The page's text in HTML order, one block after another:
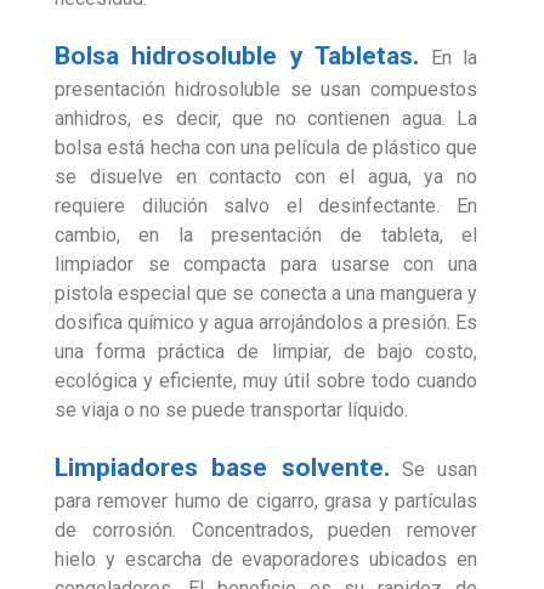
Bolsa hidrosoluble y Tabletas. En la
presentación hidrosoluble se usan compuestos
anhidros, es decir, que no contienen agua. La
bolsa está hecha con una película de plástico que
se disuelve en contacto con el agua, ya no
requiere dilución salvo el desinfectante. En
cambio, en la presentación de tableta, el
limpiador se compacta para usarse con una
pistola especial que se conecta a una manguera y
dosifica químico y agua arrojándolos a presión. Es
una forma práctica de limpiar, de bajo costo,
ecológica y eficiente, muy útil sobre todo cuando
se viaja o no se puede transportar líquido.
Limpiadores base solvente. Se usan
para remover humo de cigarro, grasa y partículas
de corrosión. Concentrados, pueden remover
hielo y escarcha de evaporadores ubicados en